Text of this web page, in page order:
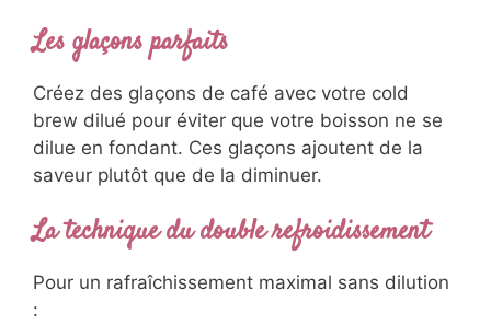
Les glaçons parfaits
Créez des glaçons de café avec votre cold
brew dilué pour éviter que votre boisson ne se
dilue en fondant. Ces glaçons ajoutent de la
saveur plutôt que de la diminuer.
La technique du double refroidissement
Pour un rafraîchissement maximal sans dilution
: